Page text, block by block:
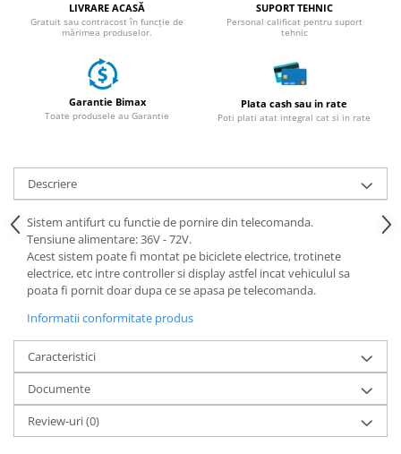
Masina Electrica 2 Locuri fara
Permis
Scutere Electrice
Cu 2 Roti
Cu 4 Roti
Cu Pedale
Fara Permis
25 km/h
45 km/h
50 km/h
Chopper
Harley
⬇ MARCI
➔ Geeli
➔ RDB
➔ Volta
LIVRARE ACASĂ
Gratuit sau contracost în funcție de
mărimea produselor.
SUPORT TEHNIC
Personal calificat pentru suport
tehnic
Garantie Bimax
Toate produsele au Garantie
Plata cash sau in rate
Poti plati atat integral cat si in rate
Descriere
Sistem antifurt cu functie de pornire din telecomanda.
Tensiune alimentare: 36V - 72V.
Acest sistem poate fi montat pe biciclete electrice, trotinete
electrice, etc intre controller si display astfel incat vehiculul sa
poata fi pornit doar dupa ce se apasa pe telecomanda.
Informatii conformitate produs
Caracteristici
Documente
Review-uri(0)